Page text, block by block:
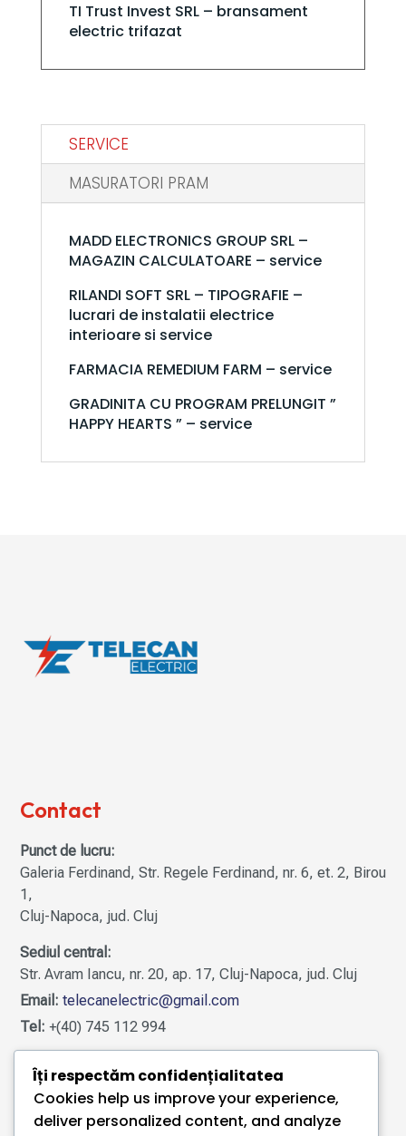
TI Trust Invest SRL – bransament
electric trifazat
SERVICE
MASURATORI PRAM
MADD ELECTRONICS GROUP SRL –
MAGAZIN CALCULATOARE – service
RILANDI SOFT SRL – TIPOGRAFIE –
lucrari de instalatii electrice
interioare si service
FARMACIA REMEDIUM FARM – service
GRADINITA CU PROGRAM PRELUNGIT ”
HAPPY HEARTS ” – service
Contact
Punct de lucru:
Galeria Ferdinand, Str. Regele Ferdinand, nr. 6, et. 2, Birou
1,
Cluj-Napoca, jud. Cluj
Sediul central:
Str. Avram Iancu, nr. 20, ap. 17, Cluj-Napoca, jud. Cluj
Email: telecanelectric@gmail.com
Tel: +(40) 745 112 994
Utile
Îți respectăm confidențialitatea
Cookies help us improve your experience,
deliver personalized content, and analyze